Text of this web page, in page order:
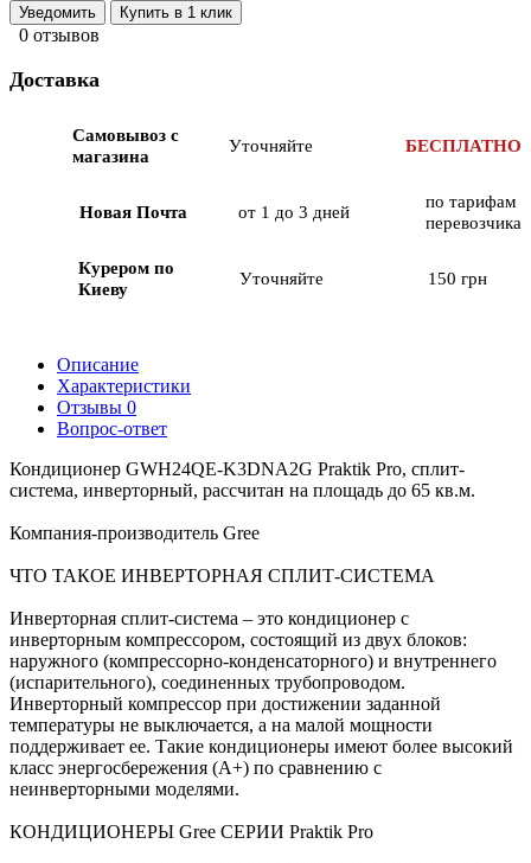
Уведомить Купить в 1 клик
0 отзывов
Доставка
Самовывоз с
магазина
Уточняйте БЕСПЛАТНО
Новая Почта от 1 до 3 дней
по тарифам
перевозчика
Курером по
Киеву
Уточняйте 150 грн
Описание
Характеристики
Отзывы 0
Вопрос-ответ
Кондиционер GWH24QE-K3DNA2G Praktik Pro, сплит-
система, инверторный, рассчитан на площадь до 65 кв.м.
Компания-производитель Gree
ЧТО ТАКОЕ ИНВЕРТОРНАЯ СПЛИТ-СИСТЕМА
Инверторная сплит-система – это кондиционер с
инверторным компрессором, состоящий из двух блоков:
наружного (компрессорно-конденсаторного) и внутреннего
(испарительного), соединенных трубопроводом.
Инверторный компрессор при достижении заданной
температуры не выключается, а на малой мощности
поддерживает ее. Такие кондиционеры имеют более высокий
класс энергосбережения (A+) по сравнению с
неинверторными моделями.
КОНДИЦИОНЕРЫ Gree СЕРИИ Praktik Pro